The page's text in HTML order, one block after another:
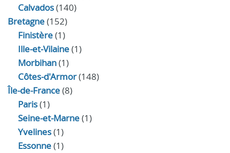
Calvados(140)
Bretagne(152)
Finistère(1)
Ille-et-Vilaine(1)
Morbihan(1)
Côtes-d'Armor(148)
Île-de-France(8)
Paris(1)
Seine-et-Marne(1)
Yvelines(1)
Essonne(1)